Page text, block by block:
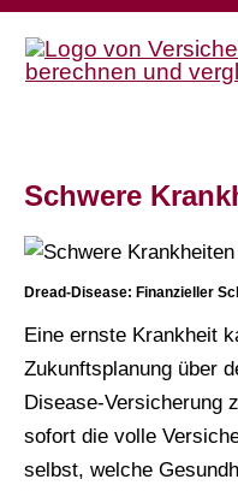
Schwe­re
Dread-Disease: Finanzieller
Eine ernste Krankheit
Zukunftsplanung über
Disease-Versicherung
sofort die volle
selbst, welche